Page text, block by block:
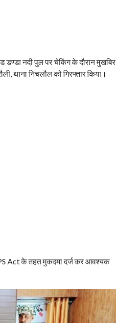
डण्डा नदी पुल पर चेकिंग के दौरान मुखबिर
थाना निचलौल को गिरफ्तार किया।
Act के तहत मुकदमा दर्ज कर आवश्यक